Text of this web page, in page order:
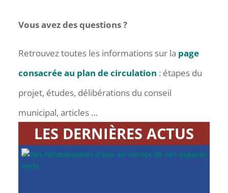
Vous avez des questions ?
Retrouvez toutes les informations sur la page
consacrée au plan de circulation : étapes du
projet, études, délibérations du conseil
municipal, articles …
LES DERNIÈRES ACTUS